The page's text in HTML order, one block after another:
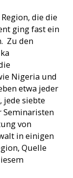
die die
ging fast ein
Zu den
Nigeria und
etwa jeder
jede siebte
von
in einigen
Quelle